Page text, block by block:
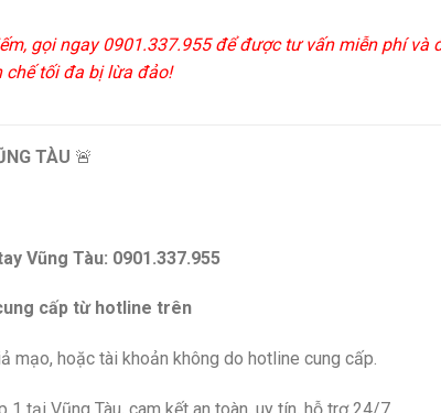
gọi ngay 0901.337.955 để được tư vấn miễn phí và
chế tối đa bị lừa đảo!
TÀU 🚨
Vũng Tàu: 0901.337.955
cấp từ hotline trên
mạo, hoặc tài khoản không do hotline cung cấp.